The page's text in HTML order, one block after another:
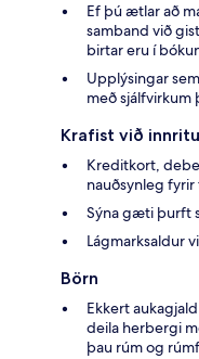
Ef þú ætlar að
samband við
birtar eru í
Upplýsingar
með
Krafist við
Kreditkort,
nauðsynleg
Sýna gæti þurft
Lágmarksaldur
Börn
Ekkert
deila herbergi
þau rúm og